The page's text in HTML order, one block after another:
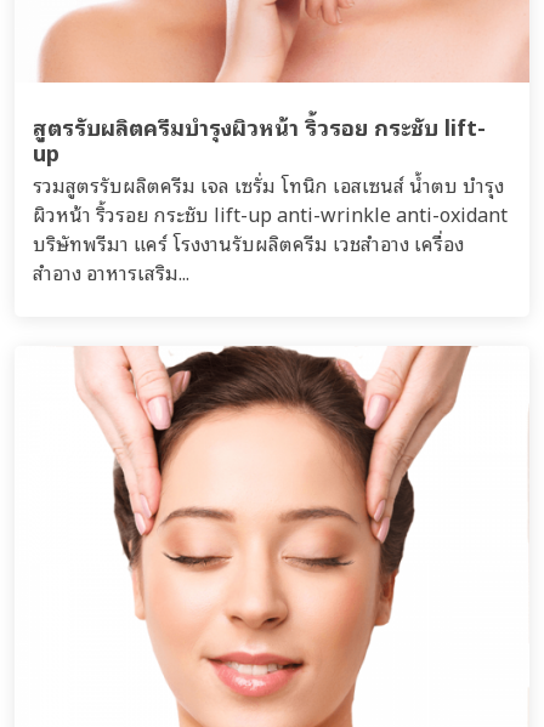
สูตรรับผลิตครีมบำรุงผิวหน้า ริ้วรอย กระชับ lift-
up
รวมสูตรรับผลิตครีม เจล เซรั่ม โทนิก เอสเซนส์ น้ำตบ บำรุง
ผิวหน้า ริ้วรอย กระชับ lift-up anti-wrinkle anti-oxidant
บริษัทพรีมา แคร์ โรงงานรับผลิตครีม เวชสำอาง เครื่อง
สำอาง อาหารเสริม...